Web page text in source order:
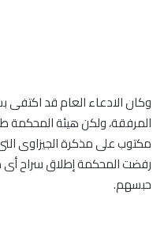
وكان الادعاء العام قد
المرفقة، ولكن هيئة المحكمة
مكتوب على مذكرة الجيزاوى
رفضت المحكمة إطلاق سراح أى
حبسهم.